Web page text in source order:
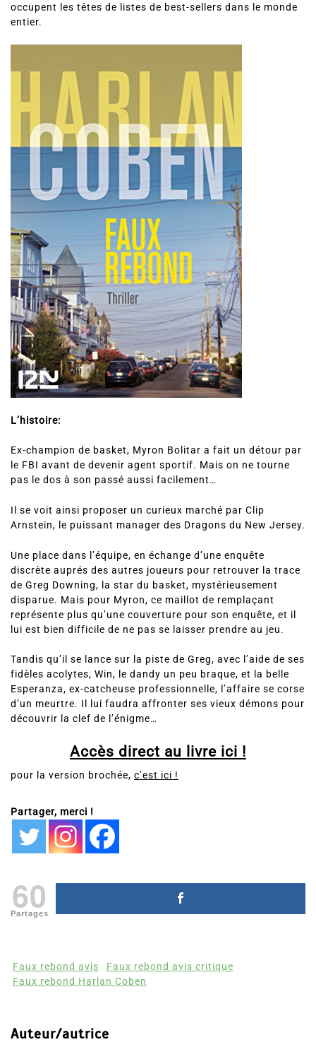
occupent les têtes de listes de best-sellers dans le monde
entier.
L’histoire:
Ex-champion de basket, Myron Bolitar a fait un détour par
le FBI avant de devenir agent sportif. Mais on ne tourne
pas le dos à son passé aussi facilement…
Il se voit ainsi proposer un curieux marché par Clip
Arnstein, le puissant manager des Dragons du New Jersey.
Une place dans l’équipe, en échange d’une enquête
discrète auprés des autres joueurs pour retrouver la trace
de Greg Downing, la star du basket, mystérieusement
disparue. Mais pour Myron, ce maillot de remplaçant
représente plus qu’une couverture pour son enquête, et il
lui est bien difficile de ne pas se laisser prendre au jeu.
Tandis qu’il se lance sur la piste de Greg, avec l’aide de ses
fidèles acolytes, Win, le dandy un peu braque, et la belle
Esperanza, ex-catcheuse professionnelle, l’affaire se corse
d’un meurtre. Il lui faudra affronter ses vieux démons pour
découvrir la clef de l’énigme…
Accès direct au livre ici !
pour la version brochée, c’est ici !
Partager, merci !
60
Partages
Faux rebond avis
Faux rebond avis critique
Faux rebond Harlan Coben
Auteur/autrice